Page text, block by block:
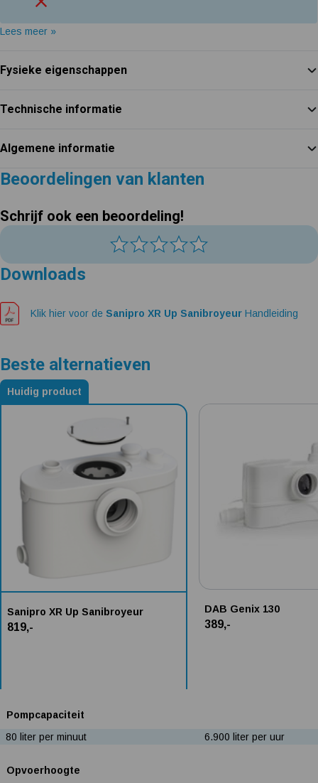
Lees meer »
Fysieke eigenschappen
Technische informatie
Algemene informatie
Beoordelingen van klanten
Schrijf ook een beoordeling!
Downloads
Klik hier voor de Sanipro XR Up Sanibroyeur Handleiding
Beste alternatieven
Alternatieven voor Sanipro XR Up Sanibroyeur
Huidig product
Sanipro XR Up Sanibroyeur
819,-
DAB Genix 130
389,-
Pompcapaciteit
80 liter per minuut
6.900 liter per uur
Opvoerhoogte